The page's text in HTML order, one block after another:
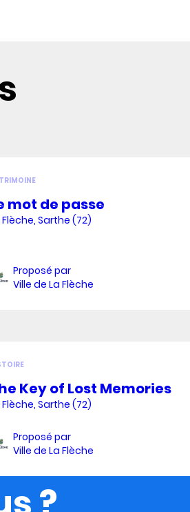
mot de passe
Flèche, Sarthe (72)
Proposé par
Ville de La Flèche
Key of Lost Memories
Flèche, Sarthe (72)
Proposé par
Ville de La Flèche